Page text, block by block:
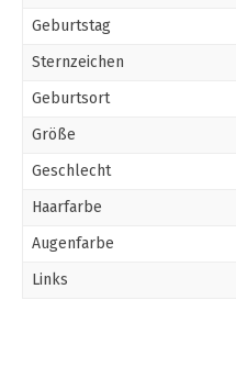
Geburtstag
Sternzeichen
Geburtsort
Größe
Geschlecht
Haarfarbe
Augenfarbe
Links